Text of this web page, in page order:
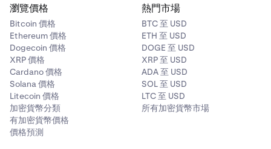
3
提交訂單
一旦您決定了是市價單還是限價單，以及是否要隔離您
的倉位，您就可以在所需欄位中輸入/選擇數值以提交
訂單。由於沒有訂單確認畫面，因此值得再次快速瀏覽
輸入的詳細資訊。
一旦您確定所有資訊都正確無誤，您只需按下表格底部
的「買入/賣出」大按鈕，您的訂單就會提交。
在市價單和限價單表格上，您都可以隔離您的訂單/倉
位保證金，這讓您可以選擇最大槓桿，從而決定您將在
該倉位上承擔的資金風險。您可以在此處了解更多關於
隔離保證金和預設全倉保證金的資訊。
提交訂單
一旦您決定了是市價單還是限價單，以及是否要隔離您
的倉位，您就可以在所需欄位中輸入/選擇數值以提交
訂單。如果您已開啟訂單確認功能，那麼您將會進入我
們的訂單確認流程，您可以在其中審查您輸入的詳細資
瀏覽價格
Bitcoin 價格
Ethereum 價格
Dogecoin 價格
XRP 價格
Cardano 價格
Solana 價格
Litecoin 價格
加密貨幣分類
有加密貨幣價格
價格預測
熱門市場
BTC 至 USD
ETH 至 USD
DOGE 至 USD
XRP 至 USD
ADA 至 USD
SOL 至 USD
LTC 至 USD
所有加密貨幣市場